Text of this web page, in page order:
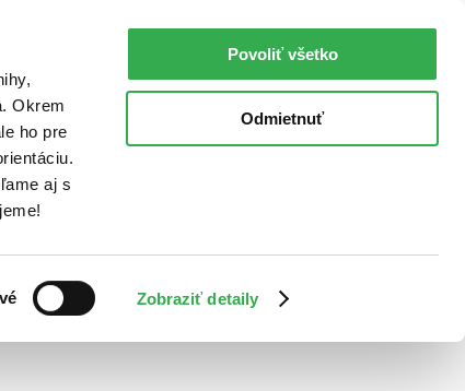
Okrem
ho pre
aj s
Zobraziť detaily
Povoliť všetko
Odmietnuť